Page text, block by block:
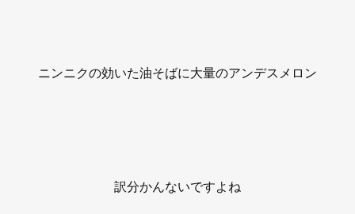
ニンニクの効いた油そばに大量のアンデスメロン
訳分かんないですよね